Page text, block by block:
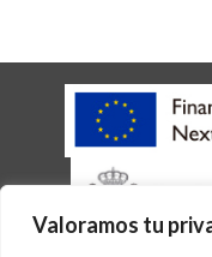
Valoramos tu